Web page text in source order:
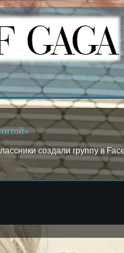
создали группу в